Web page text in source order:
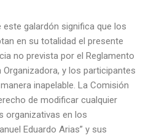
galardón significa que los
en su totalidad el presente
no prevista por el Reglamento
y los participantes
inapelable. La Comisión
de modificar cualquier
organizativas en los
Eduardo Arias” y sus